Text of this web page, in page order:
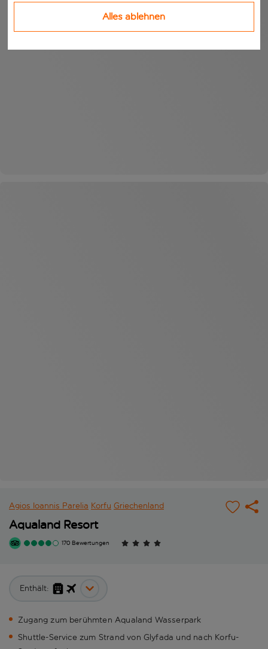
Agios Ioannis Parelia Korfu Griechenland
Aqualand Resort
170 Bewertungen
Enthält:
Zugang zum berühmten Aqualand Wasserpark
Shuttle-Service zum Strand von Glyfada und nach Korfu-
Alles ablehnen